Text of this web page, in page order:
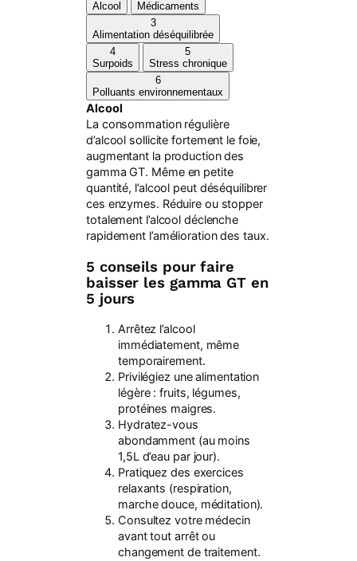
Alcool
Médicaments
3
Alimentation déséquilibrée
4
Surpoids
5
Stress chronique
6
Polluants environnementaux
Alcool
La consommation régulière
d’alcool sollicite fortement le foie,
augmentant la production des
gamma GT. Même en petite
quantité, l’alcool peut déséquilibrer
ces enzymes. Réduire ou stopper
totalement l’alcool déclenche
rapidement l’amélioration des taux.
5 conseils pour faire
baisser les gamma GT en
5 jours
Arrêtez l’alcool
immédiatement, même
temporairement.
Privilégiez une alimentation
légère: fruits, légumes,
protéines maigres.
Hydratez-vous
abondamment (au moins
1,5L d’eau par jour).
Pratiquez des exercices
relaxants (respiration,
marche douce, méditation).
Consultez votre médecin
avant tout arrêt ou
changement de traitement.